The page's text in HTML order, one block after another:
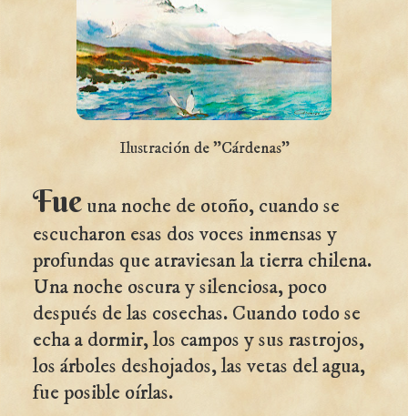
Ilustración de "Cárdenas"
Fue una noche de otoño, cuando se
escucharon esas dos voces inmensas y
profundas que atraviesan la tierra chilena.
Una noche oscura y silenciosa, poco
después de las cosechas. Cuando todo se
echa a dormir, los campos y sus rastrojos,
los árboles deshojados, las vetas del agua,
fue posible oírlas.